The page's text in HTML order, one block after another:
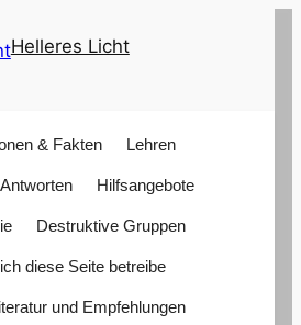
Helleres Licht
& Fakten Lehren
Hilfsangebote
Destruktive Gruppen
diese Seite betreibe
und Empfehlungen